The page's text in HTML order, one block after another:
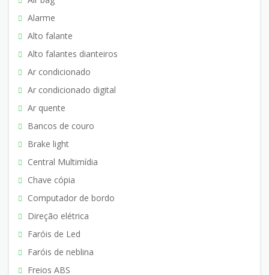
Alarme
Alto falante
Alto falantes dianteiros
Ar condicionado
Ar condicionado digital
Ar quente
Bancos de couro
Brake light
Central Multimídia
Chave cópia
Computador de bordo
Direção elétrica
Faróis de Led
Faróis de neblina
Freios ABS